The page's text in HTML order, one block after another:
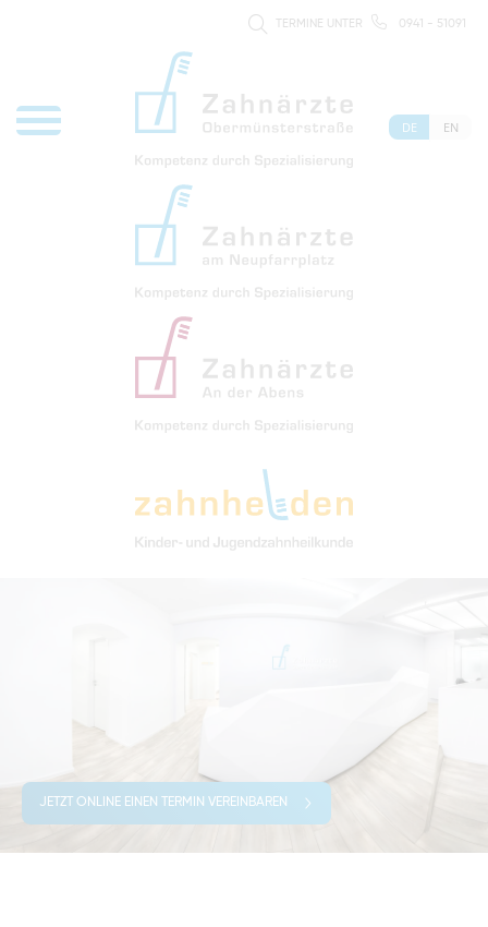
TERMINE UNTER 0941 - 51091
DE EN
JETZT ONLINE EINEN TERMIN VEREINBAREN